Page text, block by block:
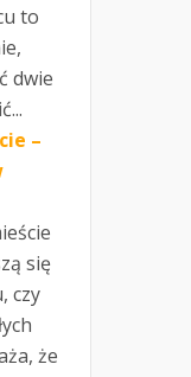
to
dwie
–
się
czy
że